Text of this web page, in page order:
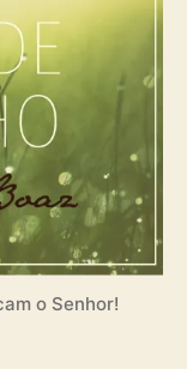
o Senhor!